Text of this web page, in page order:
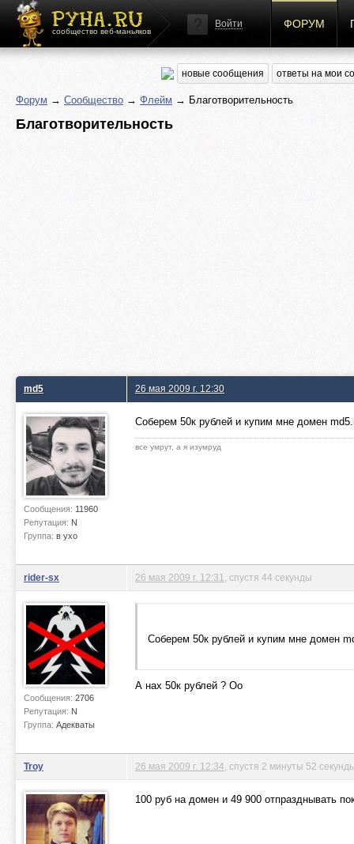
сообщество веб-маньяков
Войти ФОРУМ
новые сообщения ответы на мои
Форум → Сообщество → Флейм → Благотворительность
Благотворительность
md5
Сообщения: 11960
Репутация: N
Группа: в ухо
26 мая 2009 г. 12:30
Соберем 50к рублей и купим мне домен
все умрут, а я изумруд
rider-sx
Сообщения: 2706
Репутация: N
Группа: Адекваты
26 мая 2009 г. 12:31 , спустя 44 секунды
Соберем 50к рублей и купим мне домен
А нах 50к рублей ? Оо
Troy 26 мая 2009 г. 12:34 , спустя 2 минуты 52
100 руб на домен и 49 900 отпразднывать